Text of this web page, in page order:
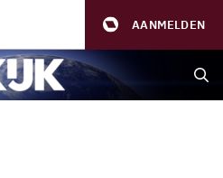
AANMELDEN